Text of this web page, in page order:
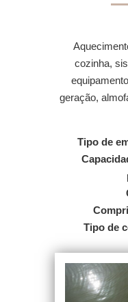
cozinha,
geração,
Tipo de
Tipo de